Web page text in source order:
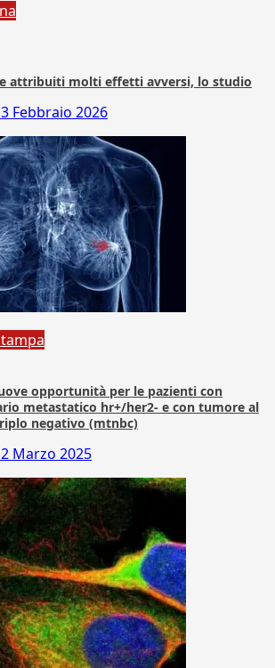
attribuiti molti effetti avversi, lo studio
Febbraio 2026
opportunità per le pazienti con
metastatico hr+/her2- e con tumore al
negativo (mtnbc)
Marzo 2025